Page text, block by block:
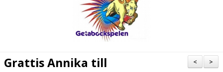
>
<
Grattis Annika till